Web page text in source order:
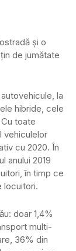
și o
de jumătate
la
hibride, cele
toate
vehiculelor
cu 2020. În
anului 2019
în timp ce
locuitori.
doar 1,4%
multi-
36% din